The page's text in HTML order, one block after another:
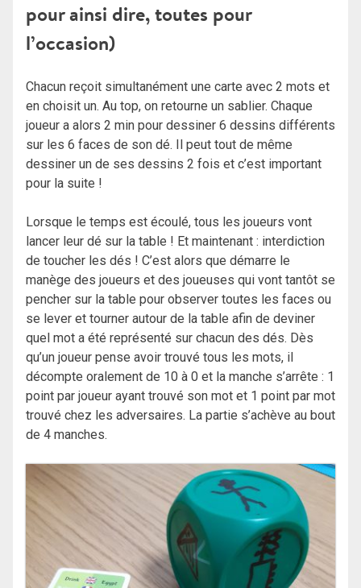
pour ainsi dire, toutes pour
l’occasion)
Chacun reçoit simultanément une carte avec 2 mots et
en choisit un. Au top, on retourne un sablier. Chaque
joueur a alors 2 min pour dessiner 6 dessins différents
sur les 6 faces de son dé. Il peut tout de même
dessiner un de ses dessins 2 fois et c’est important
pour la suite !
Lorsque le temps est écoulé, tous les joueurs vont
lancer leur dé sur la table ! Et maintenant : interdiction
de toucher les dés ! C’est alors que démarre le
manège des joueurs et des joueuses qui vont tantôt se
pencher sur la table pour observer toutes les faces ou
se lever et tourner autour de la table afin de deviner
quel mot a été représenté sur chacun des dés. Dès
qu’un joueur pense avoir trouvé tous les mots, il
décompte oralement de 10 à 0 et la manche s’arrête : 1
point par joueur ayant trouvé son mot et 1 point par mot
trouvé chez les adversaires. La partie s’achève au bout
de 4 manches.